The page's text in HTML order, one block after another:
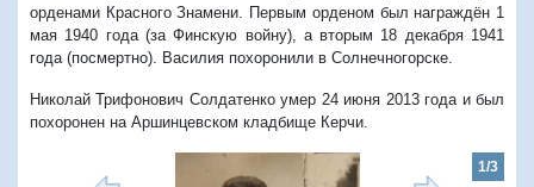
орденами Красного Знамени. Первым орденом был награждён 1
мая 1940 года (за Финскую войну), а вторым 18 декабря 1941
года (посмертно). Василия похоронили в Солнечногорске.
Николай Трифонович Солдатенко умер 24 июня 2013 года и был
похоронен на Аршинцевском кладбище Керчи.
1/3